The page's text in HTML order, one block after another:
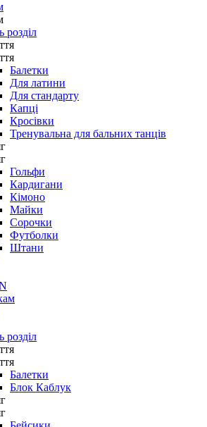
розділ
Балетки
Для латини
Для стандарту
Капці
Кросівки
Тренувальна для бальних танців
Гольфи
Кардигани
Кімоно
Майки
Сорочки
Футболки
Штани
розділ
Балетки
Блок Каблук